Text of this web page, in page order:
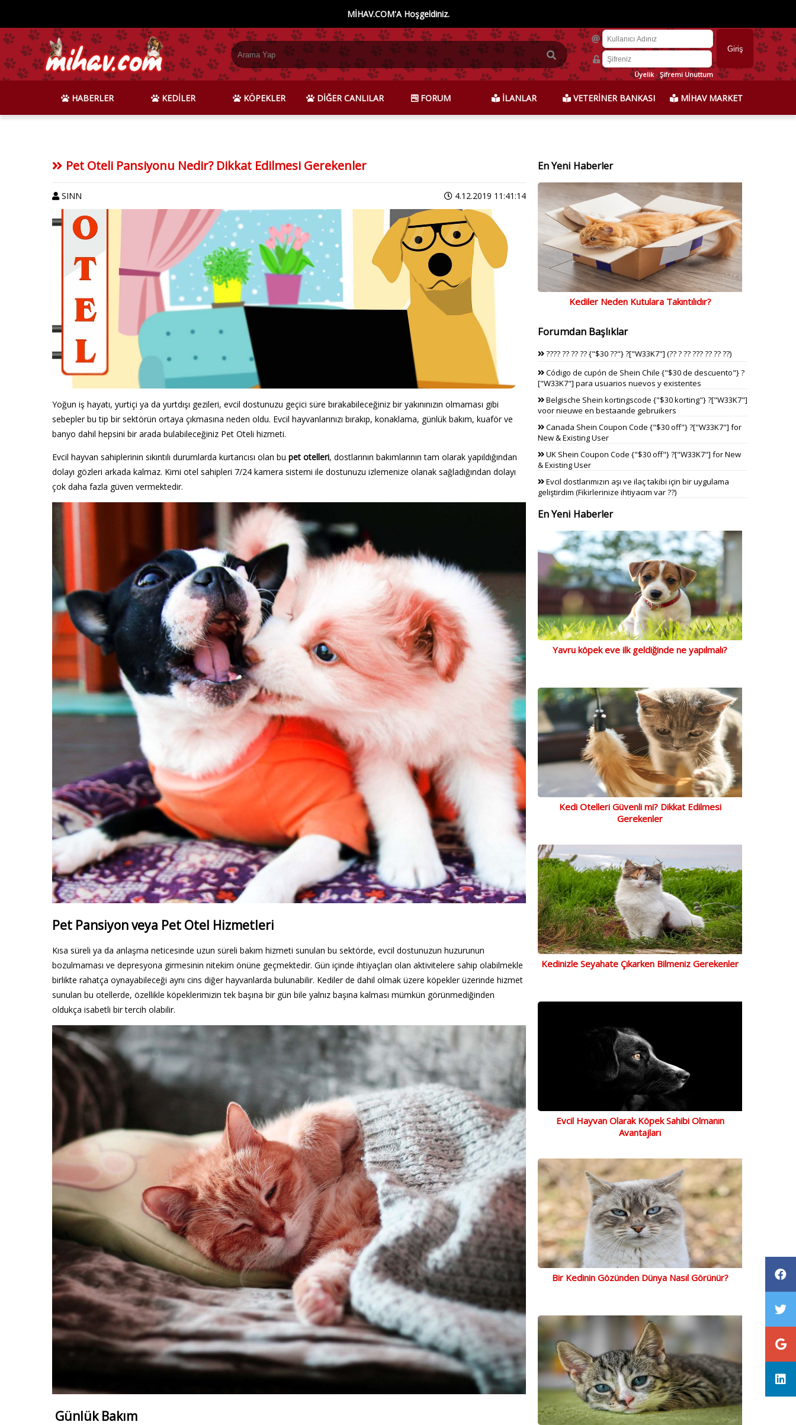
MİHAV.COM'A Hoşgeldiniz.
Üyelik-Şifremi Unuttum
HABERLER KEDİLER KÖPEKLER DİĞER CANLILAR FORUM İLANLAR VETERİNER BANKASI MİHAV MARKET
Pet Oteli Pansiyonu Nedir? Dikkat Edilmesi Gerekenler
SINN 4.12.2019 11:41:14
Yoğun iş hayatı, yurtiçi ya da yurtdışı gezileri, evcil dostunuzu geçici süre bırakabileceğiniz bir yakınınızın olmaması gibi
sebepler bu tip bir sektörün ortaya çıkmasına neden oldu. Evcil hayvanlarınızı bırakıp, konaklama, günlük bakım, kuaför ve
banyo dahil hepsini bir arada bulabileceğiniz Pet Oteli hizmeti.
Evcil hayvan sahiplerinin sıkıntılı durumlarda kurtarıcısı olan bu pet otelleri, dostlarının bakımlarının tam olarak yapıldığından
dolayı gözleri arkada kalmaz. Kimi otel sahipleri 7/24 kamera sistemi ile dostunuzu izlemenize olanak sağladığından dolayı
çok daha fazla güven vermektedir.
Pet Pansiyon veya Pet Otel Hizmetleri
Kısa süreli ya da anlaşma neticesinde uzun süreli bakım hizmeti sunulan bu sektörde, evcil dostunuzun huzurunun
bozulmaması ve depresyona girmesinin nitekim önüne geçmektedir. Gün içinde ihtiyaçları olan aktivitelere sahip olabilmekle
birlikte rahatça oynayabileceği aynı cins diğer hayvanlarda bulunabilir. Kediler de dahil olmak üzere köpekler üzerinde hizmet
sunulan bu otellerde, özellikle köpeklerimizin tek başına bir gün bile yalnız başına kalması mümkün görünmediğinden
oldukça isabetli bir tercih olabilir.
Günlük Bakım
En Yeni Haberler
Kediler Neden Kutulara Takıntılıdır?
Forumdan Başlıklar
???? ?? ?? ?? {"$30 ??"} ?["W33K7"] (?? ? ?? ??? ?? ?? ??)
Código de cupón de Shein Chile {"$30 de descuento"} ?
["W33K7"] para usuarios nuevos y existentes
Belgische Shein kortingscode {"$30 korting"} ?["W33K7"]
voor nieuwe en bestaande gebruikers
Canada Shein Coupon Code {"$30 off"} ?["W33K7"] for
New & Existing User
UK Shein Coupon Code {"$30 off"} ?["W33K7"] for New
& Existing User
Evcil dostlarımızın aşı ve ilaç takibi için bir uygulama
geliştirdim (Fikirlerinize ihtiyacım var ??)
En Yeni Haberler
Yavru köpek eve ilk geldiğinde ne yapılmalı?
Kedi Otelleri Güvenli mi? Dikkat Edilmesi
Gerekenler
Kedinizle Seyahate Çıkarken Bilmeniz Gerekenler
Evcil Hayvan Olarak Köpek Sahibi Olmanın
Avantajları
Bir Kedinin Gözünden Dünya Nasıl Görünür?